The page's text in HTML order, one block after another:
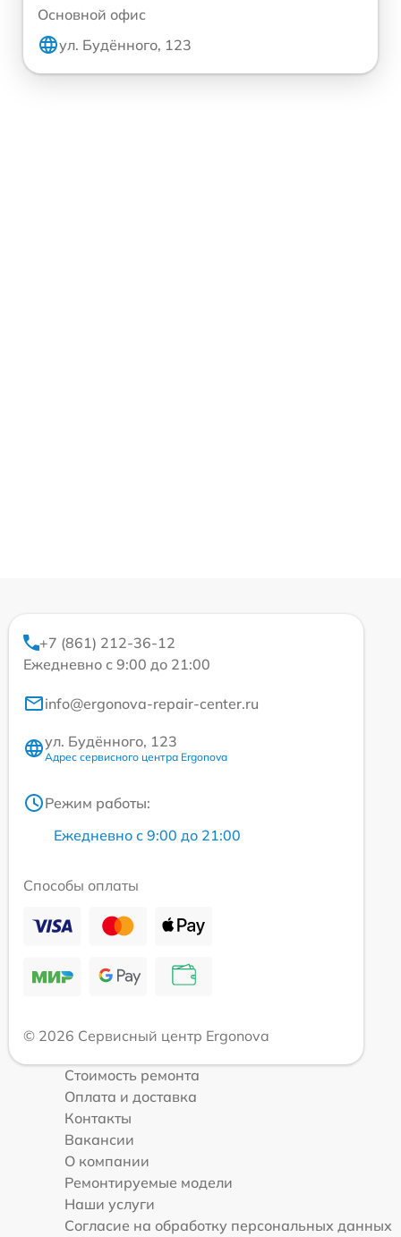
Основной офис
ул. Будённого, 123
+7 (861) 212-36-12
Ежедневно с 9:00 до 21:00
info@ergonova-repair-center.ru
ул. Будённого, 123
Адрес сервисного центра Ergonova
Режим работы:
Ежедневно с 9:00 до 21:00
Способы оплаты
© 2026 Сервисный центр Ergonova
Стоимость ремонта
Оплата и доставка
Контакты
Вакансии
О компании
Ремонтируемые модели
Наши услуги
Согласие на обработку персональных данных